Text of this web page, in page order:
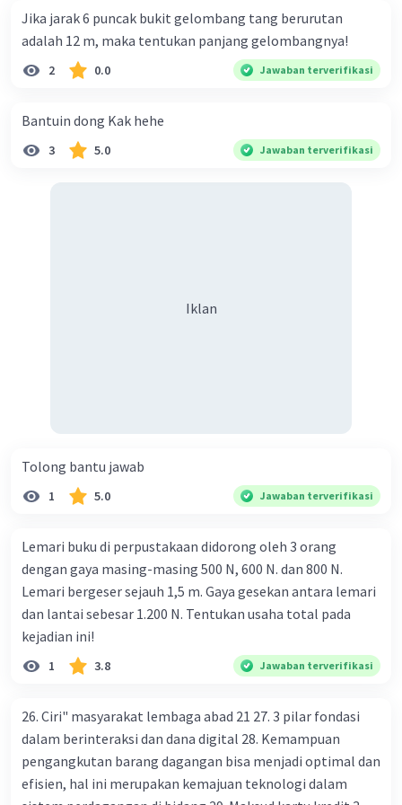
25 April 2024 11:52
28. B. 2
29. A. Belerang
Jika jarak 6 puncak bukit gelombang tang berurutan
adalah 12 m, maka tentukan panjang gelombangnya!
2 0.0 Jawaban terverifikasi
Bantuin dong Kak hehe
3 5.0 Jawaban terverifikasi
Iklan
Tolong bantu jawab
1 5.0 Jawaban terverifikasi
Lemari buku di perpustakaan didorong oleh 3 orang
dengan gaya masing-masing 500 N, 600 N. dan 800 N.
Lemari bergeser sejauh 1,5 m. Gaya gesekan antara lemari
dan lantai sebesar 1.200 N. Tentukan usaha total pada
kejadian ini!
1 3.8 Jawaban terverifikasi
26. Ciri" masyarakat lembaga abad 21 27. 3 pilar fondasi
dalam berinteraksi dan dana digital 28. Kemampuan
pengangkutan barang dagangan bisa menjadi optimal dan
efisien, hal ini merupakan kemajuan teknologi dalam